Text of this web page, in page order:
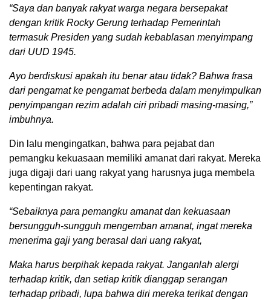
“Saya dan banyak rakyat warga negara bersepakat
dengan kritik Rocky Gerung terhadap Pemerintah
termasuk Presiden yang sudah kebablasan menyimpang
dari UUD 1945.
Ayo berdiskusi apakah itu benar atau tidak? Bahwa frasa
dari pengamat ke pengamat berbeda dalam menyimpulkan
penyimpangan rezim adalah ciri pribadi masing-masing,”
imbuhnya.
Din lalu mengingatkan, bahwa para pejabat dan
pemangku kekuasaan memiliki amanat dari rakyat. Mereka
juga digaji dari uang rakyat yang harusnya juga membela
kepentingan rakyat.
“Sebaiknya para pemangku amanat dan kekuasaan
bersungguh-sungguh mengemban amanat, ingat mereka
menerima gaji yang berasal dari uang rakyat,
Maka harus berpihak kepada rakyat. Janganlah alergi
terhadap kritik, dan setiap kritik dianggap serangan
terhadap pribadi, lupa bahwa diri mereka terikat dengan